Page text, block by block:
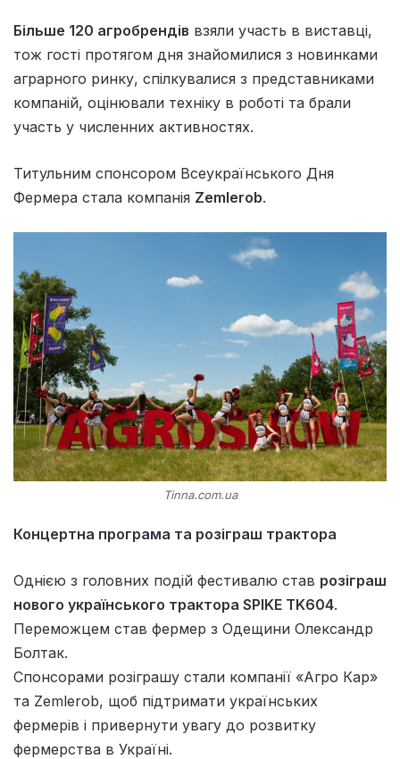
Більше 120 агробрендів взяли участь в виставці,
тож гості протягом дня знайомилися з новинками
аграрного ринку, спілкувалися з представниками
компаній, оцінювали техніку в роботі та брали
участь у численних активностях.
Титульним спонсором Всеукраїнського Дня
Фермера стала компанія Zemlerob.
Tinna.com.ua
Концертна програма та розіграш трактора
Однією з головних подій фестивалю став розіграш
нового українського трактора SPIKE TK604.
Переможцем став фермер з Одещини Олександр
Болтак.
Спонсорами розіграшу стали компанії «Агро Кар»
та Zemlerob, щоб підтримати українських
фермерів і привернути увагу до розвитку
фермерства в Україні.